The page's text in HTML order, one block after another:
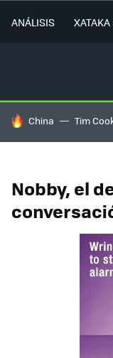
ANÁLISIS XATAKA
HOY SE HABLA DE
China Tim
Nobby, el